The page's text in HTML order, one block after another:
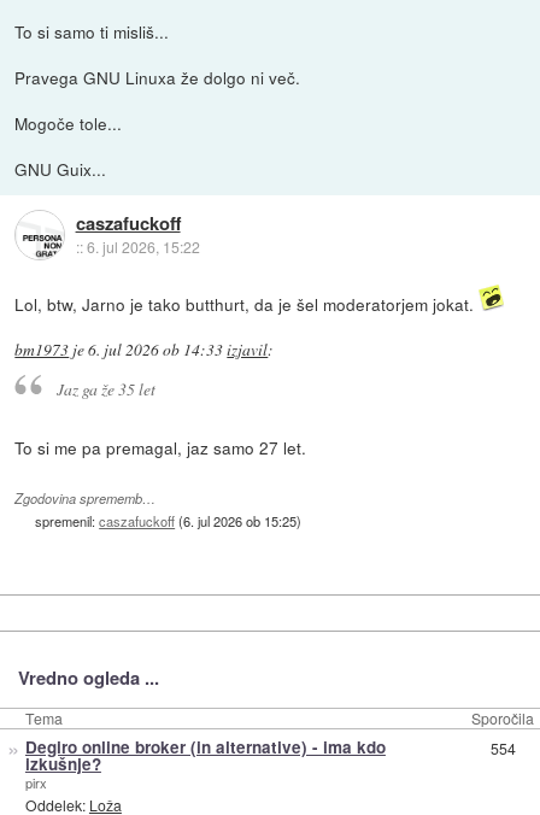
To si samo ti misliš...
Pravega GNU Linuxa že dolgo ni več.
Mogoče tole...
GNU Guix...
caszafuckoff
::6. jul 2026, 15:22
Lol, btw, Jarno je tako butthurt, da je šel moderatorjem jokat.
bm1973 je6. jul 2026 ob 14:33izjavil:
Jaz ga že 35 let
To si me pa premagal, jaz samo 27 let.
Zgodovina sprememb…
spremenil:caszafuckoff(6. jul 2026 ob 15:25)
Vredno ogleda ...
Tema Sporočila
» Degiro online broker (in alternative) - ima kdo
izkušnje?
pirx
Oddelek: Loža
554